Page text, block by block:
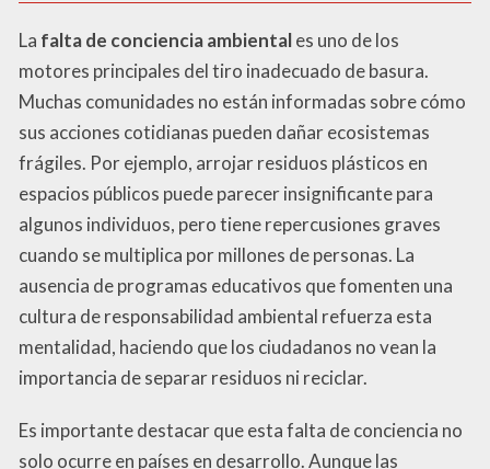
La falta de conciencia ambientales uno de los
motores principales del tiro inadecuado de basura.
Muchas comunidades no están informadas sobre cómo
sus acciones cotidianas pueden dañar ecosistemas
frágiles. Por ejemplo, arrojar residuos plásticos en
espacios públicos puede parecer insignificante para
algunos individuos, pero tiene repercusiones graves
cuando se multiplica por millones de personas. La
ausencia de programas educativos que fomenten una
cultura de responsabilidad ambiental refuerza esta
mentalidad, haciendo que los ciudadanos no vean la
importancia de separar residuos ni reciclar.
Es importante destacar que esta falta de conciencia no
solo ocurre en países en desarrollo. Aunque las